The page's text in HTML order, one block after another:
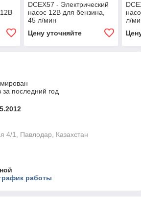
45
DCEX57 - Электрический
насос 12В для бензина,
45 л/мин
Цену уточняйте
л/
последний год
4/1, Павлодар, Казахстан
работы